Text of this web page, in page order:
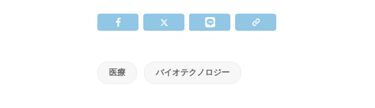
医療 バイオテクノロジー